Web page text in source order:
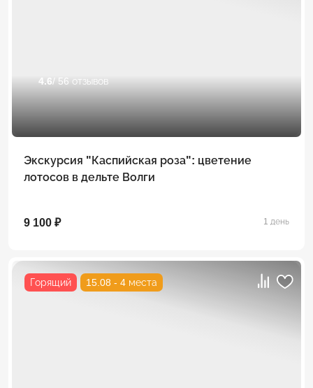
4.6/ 56 отзывов
Экскурсия "Каспийская роза": цветение
лотосов в дельте Волги
9 100 ₽ 1 день
Горящий 15.08 - 4 места